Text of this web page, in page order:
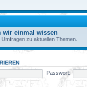
wir einmal wissen
Umfragen zu aktuellen Themen.
Passwort: